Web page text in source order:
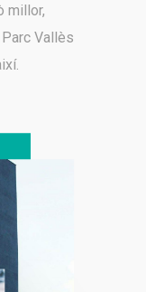
millor,
Vallès